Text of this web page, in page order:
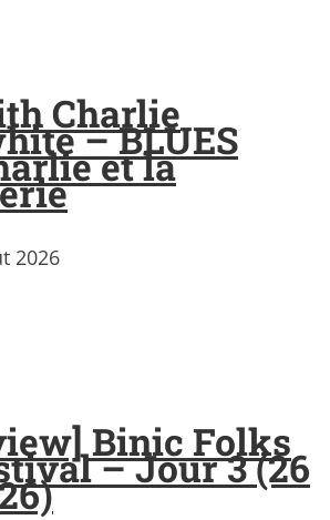
Charlie
– BLUES
et la
2026
Binic Folks
– Jour 3 (26